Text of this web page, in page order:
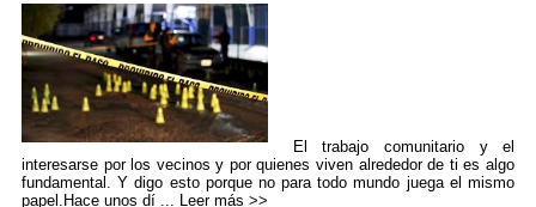
El trabajo comunitario y el
interesarse por los vecinos y por quienes viven alrededor de ti es algo
fundamental. Y digo esto porque no para todo mundo juega el mismo
papel.Hace unos dí ... Leer más >>